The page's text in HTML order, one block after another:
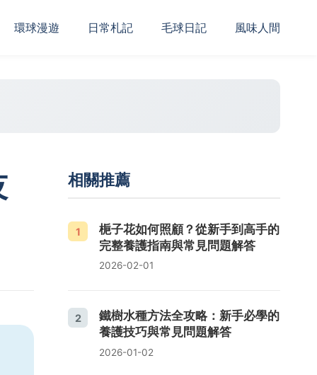
‌環球漫遊 日常札記 毛球日記 風味人間
相關推薦
1
梔子花如何照顧？從新手到高手的
完整養護指南與常見問題解答
2026-02-01
2
鐵樹水種方法全攻略：新手必學的
養護技巧與常見問題解答
2026-01-02